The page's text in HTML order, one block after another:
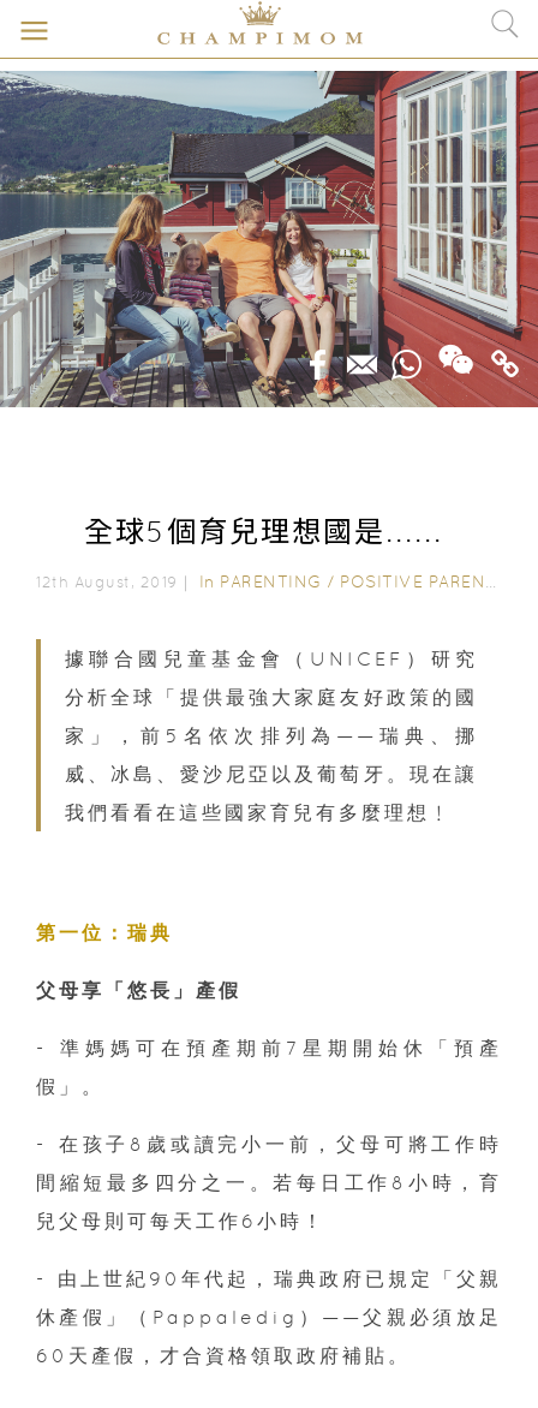
全球5個育兒理想國是......
12th August, 2019｜ In PARENTING / POSITIVE PARENTING
據聯合國兒童基金會（UNICEF）研究
分析全球「提供最強大家庭友好政策的國
家」，前5名依次排列為——瑞典、挪
威、冰島、愛沙尼亞以及葡萄牙。現在讓
我們看看在這些國家育兒有多麼理想﹗
第一位：瑞典
父母享「悠長」產假
- 準媽媽可在預產期前7星期開始休「預產
假」。
- 在孩子8歲或讀完小一前，父母可將工作時
間縮短最多四分之一。若每日工作8小時，育
兒父母則可每天工作6小時！
- 由上世紀90年代起，瑞典政府已規定「父親
休產假」（Pappaledig）——父親必須放足
60天產假，才合資格領取政府補貼。